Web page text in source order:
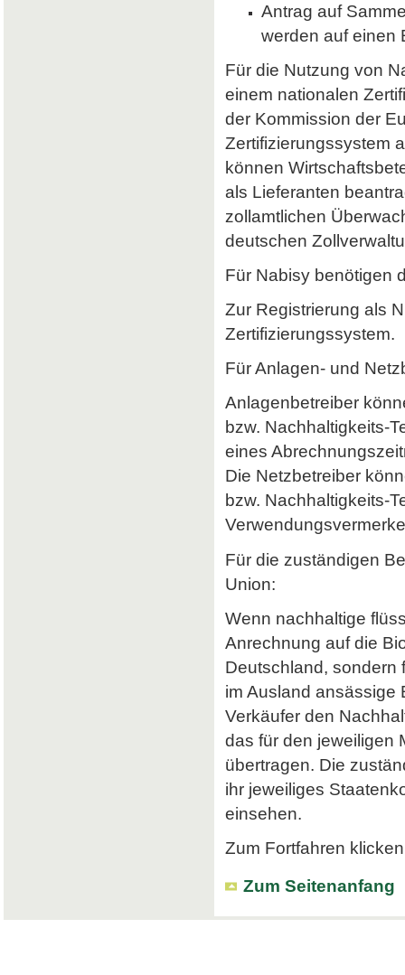
Antrag auf
werden auf einen
Für die Nutzung von
einem nationalen
der Kommission der
Zertifizierungssystem
können
als Lieferanten
zollamtlichen
deutschen
Für Nabisy benötigen
Zur Registrierung als
Zertifizierungssystem.
Für Anlagen- und
Anlagenbetreiber
bzw. Nachhaltigkeits-
eines
Die Netzbetreiber
bzw. Nachhaltigkeits-
Für die zuständigen
Union:
Wenn nachhaltige
Anrechnung auf die
Deutschland, sondern
im Ausland ansässige
Verkäufer den
das für den jeweiligen
übertragen. Die
ihr jeweiliges
einsehen.
Zum Fortfahren
Zum Seitenanfang